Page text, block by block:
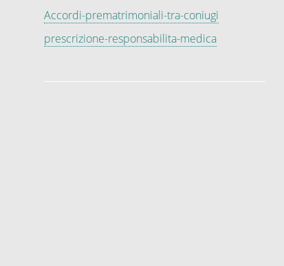
Accordi-prematrimoniali-tra-coniugi
prescrizione-responsabilita-medica